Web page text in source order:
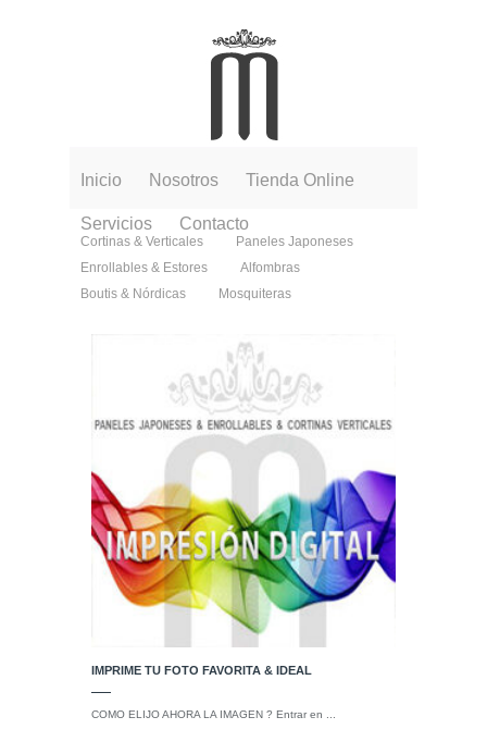
Inicio Nosotros Tienda Online
Servicios Contacto
Cortinas & Verticales
Paneles Japoneses
Enrollables & Estores
Alfombras
Boutis & Nórdicas
Mosquiteras
IMPRIME TU FOTO FAVORITA & IDEAL
COMO ELIJO AHORA LA IMAGEN ? Entrar en ...